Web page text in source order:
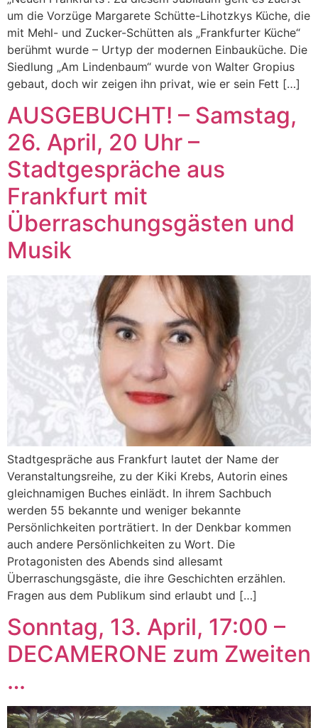
um die Vorzüge Margarete Schütte-Lihotzkys Küche, die
mit Mehl- und Zucker-Schütten als „Frankfurter Küche“
berühmt wurde – Urtyp der modernen Einbauküche. Die
Siedlung „Am Lindenbaum“ wurde von Walter Gropius
gebaut, doch wir zeigen ihn privat, wie er sein Fett […]
AUSGEBUCHT! – Samstag,
26. April, 20 Uhr –
Stadtgespräche aus
Frankfurt mit
Überraschungsgästen und
Musik
Stadtgespräche aus Frankfurt lautet der Name der
Veranstaltungsreihe, zu der Kiki Krebs, Autorin eines
gleichnamigen Buches einlädt. In ihrem Sachbuch
werden 55 bekannte und weniger bekannte
Persönlichkeiten porträtiert. In der Denkbar kommen
auch andere Persönlichkeiten zu Wort. Die
Protagonisten des Abends sind allesamt
Überraschungsgäste, die ihre Geschichten erzählen.
Fragen aus dem Publikum sind erlaubt und […]
Sonntag, 13. April, 17:00 –
DECAMERONE zum Zweiten
…